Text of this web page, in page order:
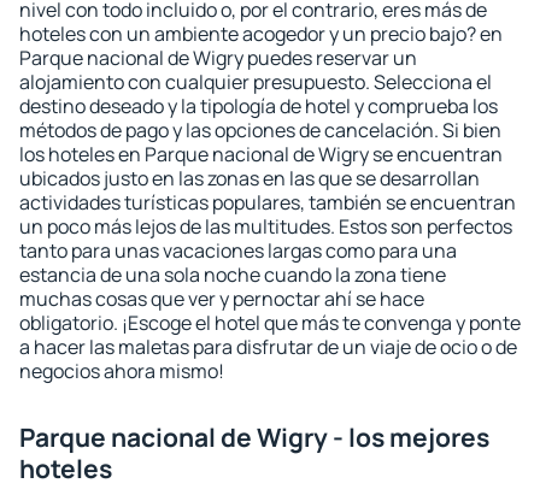
nivel con todo incluido o, por el contrario, eres más de
hoteles con un ambiente acogedor y un precio bajo? en
Parque nacional de Wigry puedes reservar un
alojamiento con cualquier presupuesto. Selecciona el
destino deseado y la tipología de hotel y comprueba los
métodos de pago y las opciones de cancelación. Si bien
los hoteles en Parque nacional de Wigry se encuentran
ubicados justo en las zonas en las que se desarrollan
actividades turísticas populares, también se encuentran
un poco más lejos de las multitudes. Estos son perfectos
tanto para unas vacaciones largas como para una
estancia de una sola noche cuando la zona tiene
muchas cosas que ver y pernoctar ahí se hace
obligatorio. ¡Escoge el hotel que más te convenga y ponte
a hacer las maletas para disfrutar de un viaje de ocio o de
negocios ahora mismo!
Parque nacional de Wigry - los mejores
hoteles